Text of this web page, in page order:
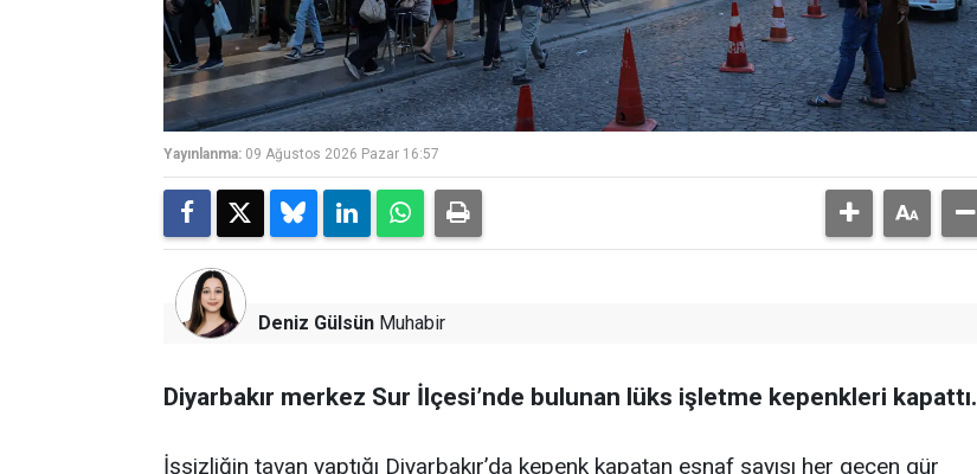
Yayınlanma: 09 Ağustos 2026 Pazar 16:57
Deniz Gülsün Muhabir
Diyarbakır merkez Sur İlçesi’nde bulunan lüks işletme kepenkleri kapattı.
İşsizliğin tavan yaptığı Diyarbakır’da kepenk kapatan esnaf sayısı her geçen gür